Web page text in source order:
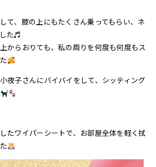
て、膝の上にもたくさん乗ってもらい、ネ
た♬
からおりても、私の周りを何度も何度もス
夜子さんにバイバイをして、シッティング
たワイパーシートで、お部屋全体を軽く拭